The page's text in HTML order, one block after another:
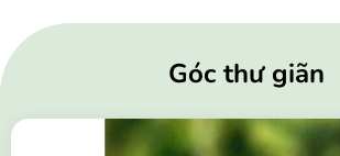
Góc thư giãn